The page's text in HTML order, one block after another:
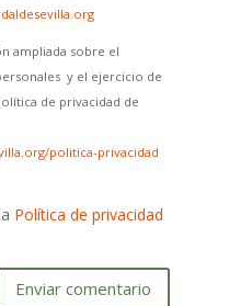
ampliada sobre el
y el ejercicio de
de privacidad de
politica-privacidad
Política de privacidad
Enviar comentario